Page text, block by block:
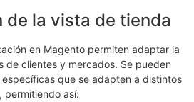
de la vista de tienda
en Magento permiten adaptar la
de clientes y mercados. Se pueden
que se adapten a distintos
permitiendo así: